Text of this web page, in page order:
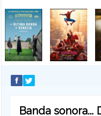
Banda sonora...